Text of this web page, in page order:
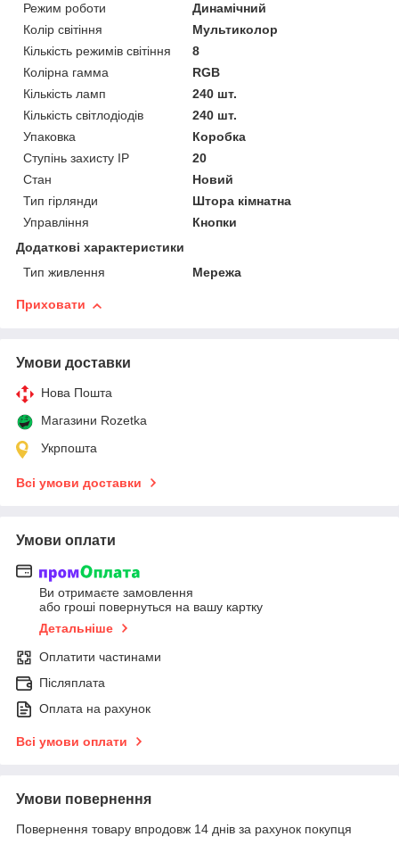
Режим роботи
Динамічний
Колір світіння
Мультиколор
Кількість режимів світіння
8
Колірна гамма
RGB
Кількість ламп
240 шт.
Кількість світлодіодів
240 шт.
Упаковка
Коробка
Ступінь захисту IP
20
Стан
Новий
Тип гірлянди
Штора кімнатна
Управління
Кнопки
Додаткові характеристики
Тип живлення
Мережа
Приховати
Умови доставки
Нова Пошта
Магазини Rozetka
Укрпошта
Всі умови доставки
Умови оплати
Ви отримаєте замовлення
або гроші повернуться на вашу картку
Детальніше
Оплатити частинами
Післяплата
Оплата на рахунок
Всі умови оплати
Умови повернення
Повернення товару впродовж 14 днів за рахунок покупця